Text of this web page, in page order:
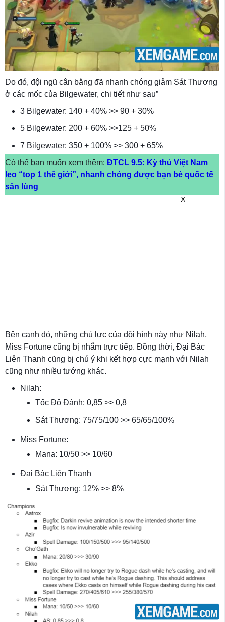
Do đó, đội ngũ cân bằng đã nhanh chóng giảm Sát Thương
ở các mốc của Bilgewater, chi tiết như sau”
3 Bilgewater: 140 + 40% >> 90 + 30%
5 Bilgewater: 200 + 60% >>125 + 50%
7 Bilgewater: 350 + 100% >> 300 + 65%
Có thể bạn muốn xem thêm: ĐTCL 9.5: Kỳ thủ Việt Nam
leo “top 1 thế giới”, nhanh chóng được bạn bè quốc tế
săn lùng
X
Bên cạnh đó, những chủ lực của đội hình này như Nilah,
Miss Fortune cũng bị nhắm trực tiếp. Đồng thời, Đại Bác
Liên Thanh cũng bị chú ý khi kết hợp cực mạnh với Nilah
cũng như nhiều tướng khác.
Nilah:
Tốc Độ Đánh: 0,85 >> 0,8
Sát Thương: 75/75/100 >> 65/65/100%
Miss Fortune:
Mana: 10/50 >> 10/60
Đại Bác Liên Thanh
Sát Thương: 12% >> 8%